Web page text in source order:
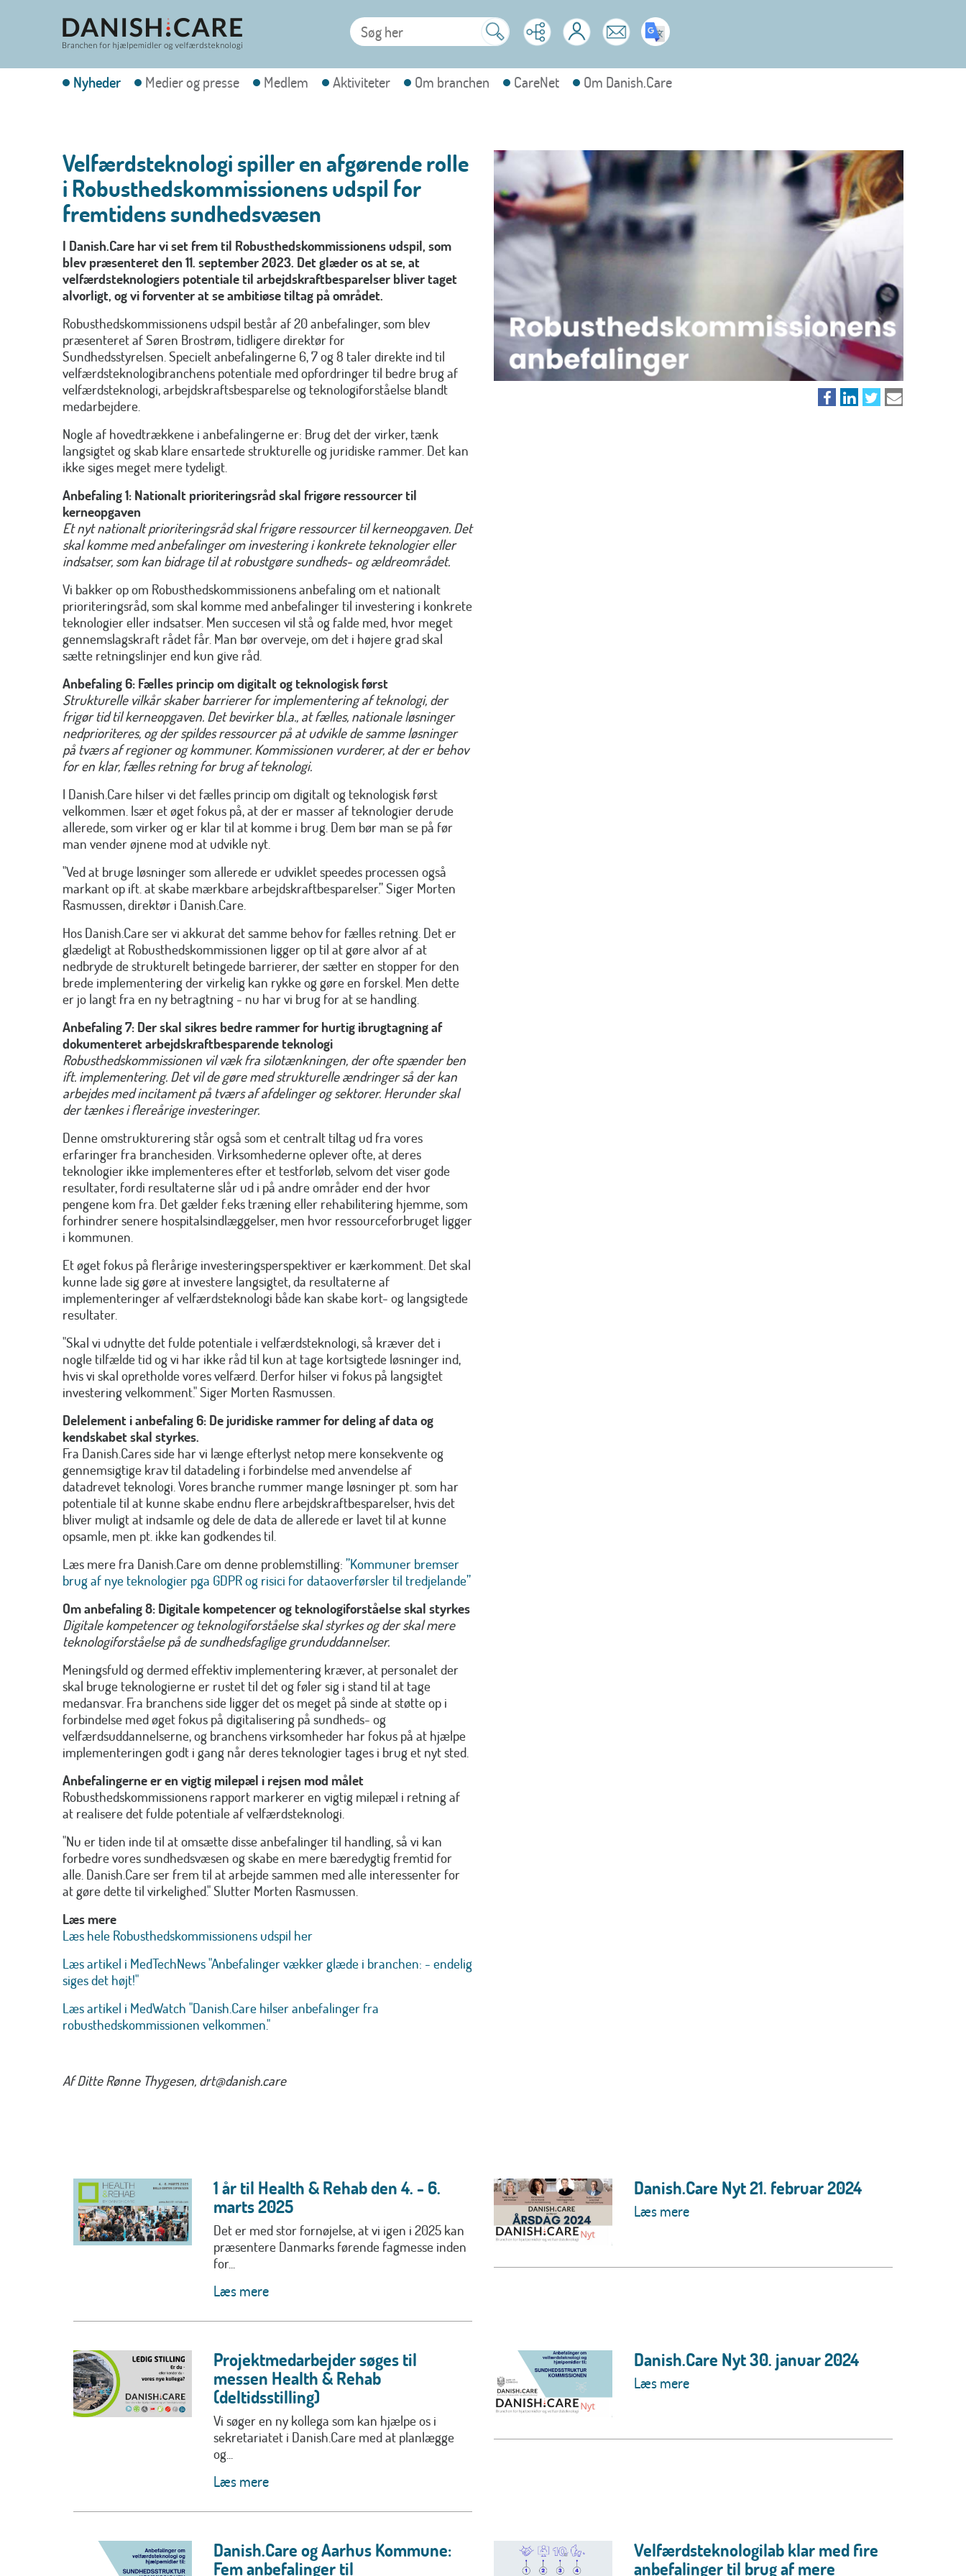
Nyheder Medier og presse Medlem Aktiviteter Om branchen CareNet Om Danish.Care
Velfærdsteknologi spiller en afgørende rolle
i Robusthedskommissionens udspil for
fremtidens sundhedsvæsen
I Danish.Care har vi set frem til Robusthedskommissionens udspil, som
blev præsenteret den 11. september 2023. Det glæder os at se, at
velfærdsteknologiers potentiale til arbejdskraftbesparelser bliver taget
alvorligt, og vi forventer at se ambitiøse tiltag på området.
Robusthedskommissionens udspil består af 20 anbefalinger, som blev
præsenteret af Søren Brostrøm, tidligere direktør for
Sundhedsstyrelsen. Specielt anbefalingerne 6, 7 og 8 taler direkte ind til
velfærdsteknologibranchens potentiale med opfordringer til bedre brug af
velfærdsteknologi, arbejdskraftsbesparelse og teknologiforståelse blandt
medarbejdere.
Nogle af hovedtrækkene i anbefalingerne er: Brug det der virker, tænk
langsigtet og skab klare ensartede strukturelle og juridiske rammer. Det kan
ikke siges meget mere tydeligt.
Anbefaling 1: Nationalt prioriteringsråd skal frigøre ressourcer til
kerneopgaven
Et nyt nationalt prioriteringsråd skal frigøre ressourcer til kerneopgaven. Det
skal komme med anbefalinger om investering i konkrete teknologier eller
indsatser, som kan bidrage til at robustgøre sundheds- og ældreområdet.
Vi bakker op om Robusthedskommissionens anbefaling om et nationalt
prioriteringsråd, som skal komme med anbefalinger til investering i konkrete
teknologier eller indsatser. Men succesen vil stå og falde med, hvor meget
gennemslagskraft rådet får. Man bør overveje, om det i højere grad skal
sætte retningslinjer end kun give råd.
Anbefaling 6: Fælles princip om digitalt og teknologisk først
Strukturelle vilkår skaber barrierer for implementering af teknologi, der
frigør tid til kerneopgaven. Det bevirker bl.a., at fælles, nationale løsninger
nedprioriteres, og der spildes ressourcer på at udvikle de samme løsninger
på tværs af regioner og kommuner. Kommissionen vurderer, at der er behov
for en klar, fælles retning for brug af teknologi.
I Danish.Care hilser vi det fælles princip om digitalt og teknologisk først
velkommen. Især et øget fokus på, at der er masser af teknologier derude
allerede, som virker og er klar til at komme i brug. Dem bør man se på før
man vender øjnene mod at udvikle nyt.
"Ved at bruge løsninger som allerede er udviklet speedes processen også
markant op ift. at skabe mærkbare arbejdskraftbesparelser.” Siger Morten
Rasmussen, direktør i Danish.Care.
Hos Danish.Care ser vi akkurat det samme behov for fælles retning. Det er
glædeligt at Robusthedskommissionen ligger op til at gøre alvor af at
nedbryde de strukturelt betingede barrierer, der sætter en stopper for den
brede implementering der virkelig kan rykke og gøre en forskel. Men dette
er jo langt fra en ny betragtning - nu har vi brug for at se handling.
Anbefaling 7: Der skal sikres bedre rammer for hurtig ibrugtagning af
dokumenteret arbejdskraftbesparende teknologi
Robusthedskommissionen vil væk fra silotænkningen, der ofte spænder ben
ift. implementering. Det vil de gøre med strukturelle ændringer så der kan
arbejdes med incitament på tværs af afdelinger og sektorer. Herunder skal
der tænkes i flereårige investeringer.
Denne omstrukturering står også som et centralt tiltag ud fra vores
erfaringer fra branchesiden. Virksomhederne oplever ofte, at deres
teknologier ikke implementeres efter et testforløb, selvom det viser gode
resultater, fordi resultaterne slår ud i på andre områder end der hvor
pengene kom fra. Det gælder f.eks træning eller rehabilitering hjemme, som
forhindrer senere hospitalsindlæggelser, men hvor ressourceforbruget ligger
i kommunen.
Et øget fokus på flerårige investeringsperspektiver er kærkomment. Det skal
kunne lade sig gøre at investere langsigtet, da resultaterne af
implementeringer af velfærdsteknologi både kan skabe kort- og langsigtede
resultater.
"Skal vi udnytte det fulde potentiale i velfærdsteknologi, så kræver det i
nogle tilfælde tid og vi har ikke råd til kun at tage kortsigtede løsninger ind,
hvis vi skal opretholde vores velfærd. Derfor hilser vi fokus på langsigtet
investering velkomment." Siger Morten Rasmussen.
Delelement i anbefaling 6: De juridiske rammer for deling af data og
kendskabet skal styrkes.
Fra Danish.Cares side har vi længe efterlyst netop mere konsekvente og
gennemsigtige krav til datadeling i forbindelse med anvendelse af
datadrevet teknologi. Vores branche rummer mange løsninger pt. som har
potentiale til at kunne skabe endnu flere arbejdskraftbesparelser, hvis det
bliver muligt at indsamle og dele de data de allerede er lavet til at kunne
opsamle, men pt. ikke kan godkendes til.
Læs mere fra Danish.Care om denne problemstilling: ”Kommuner bremser
brug af nye teknologier pga GDPR og risici for dataoverførsler til tredjelande”
Om anbefaling 8: Digitale kompetencer og teknologiforståelse skal styrkes
Digitale kompetencer og teknologiforståelse skal styrkes og der skal mere
teknologiforståelse på de sundhedsfaglige grunduddannelser.
Meningsfuld og dermed effektiv implementering kræver, at personalet der
skal bruge teknologierne er rustet til det og føler sig i stand til at tage
medansvar. Fra branchens side ligger det os meget på sinde at støtte op i
forbindelse med øget fokus på digitalisering på sundheds- og
velfærdsuddannelserne, og branchens virksomheder har fokus på at hjælpe
implementeringen godt i gang når deres teknologier tages i brug et nyt sted.
Anbefalingerne er en vigtig milepæl i rejsen mod målet
Robusthedskommissionens rapport markerer en vigtig milepæl i retning af
at realisere det fulde potentiale af velfærdsteknologi.
"Nu er tiden inde til at omsætte disse anbefalinger til handling, så vi kan
forbedre vores sundhedsvæsen og skabe en mere bæredygtig fremtid for
alle. Danish.Care ser frem til at arbejde sammen med alle interessenter for
at gøre dette til virkelighed." Slutter Morten Rasmussen.
Læs mere
Læs hele Robusthedskommissionens udspil her
Læs artikel i MedTechNews "Anbefalinger vækker glæde i branchen: - endelig
siges det højt!"
Læs artikel i MedWatch "Danish.Care hilser anbefalinger fra
robusthedskommissionen velkommen."
Af Ditte Rønne Thygesen, drt@danish.care
1 år til Health & Rehab den 4. - 6.
marts 2025
Det er med stor fornøjelse, at vi igen i 2025 kan
præsentere Danmarks førende fagmesse inden
for...
Læs mere
Danish.Care Nyt 21. februar 2024
Læs mere
Projektmedarbejder søges til
messen Health & Rehab
(deltidsstilling)
Vi søger en ny kollega som kan hjælpe os i
sekretariatet i Danish.Care med at planlægge
og...
Læs mere
Danish.Care Nyt 30. januar 2024
Læs mere
Danish.Care og Aarhus Kommune:
Fem anbefalinger til
Velfærdsteknologilab klar med fire
anbefalinger til brug af mere